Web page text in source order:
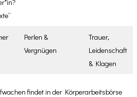
Perlen &
Vergnügen
Trauer,
Leidenschaft
& Klagen
findet in der Körperarbeitsbörse